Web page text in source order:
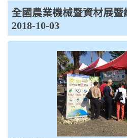
全國農業機械暨資材展暨
2018-10-03